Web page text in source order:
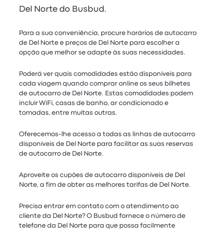
Del Norte do Busbud.
Para a sua conveniência, procure horários de autocarro
de Del Norte e preços de Del Norte para escolher a
opção que melhor se adapte às suas necessidades.
Poderá ver quais comodidades estão disponíveis para
cada viagem quando comprar online os seus bilhetes
de autocarro de Del Norte. Estas comodidades podem
incluir WiFi, casas de banho, ar condicionado e
tomadas, entre muitas outras.
Oferecemos-lhe acesso a todas as linhas de autocarro
disponíveis de Del Norte para facilitar as suas reservas
de autocarro de Del Norte.
Aproveite os cupões de autocarro disponíveis de Del
Norte, a fim de obter as melhores tarifas de Del Norte.
Precisa entrar em contato com o atendimento ao
cliente da Del Norte? O Busbud fornece o número de
telefone da Del Norte para que possa facilmente